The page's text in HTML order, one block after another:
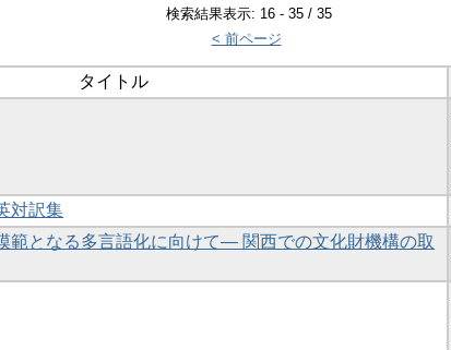
検索結果表示: 16 - 35 / 35
< 前ページ
タイトル
対訳集
となる多言語化に向けて― 関西での文化財機構の取